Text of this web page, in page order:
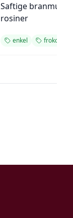
Saftige
rosiner
enkel frokost